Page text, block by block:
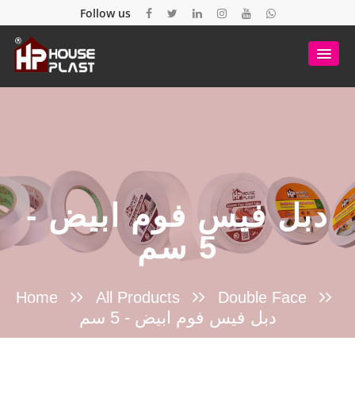
Follow us
دبل فيس فوم ابيض -
5 سم
Home All Products Double Face
دبل فيس فوم ابيض - 5 سم